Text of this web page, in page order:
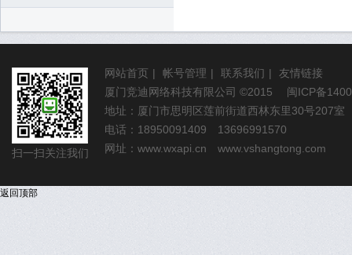
扫一扫关注我们
网站首页 | 帐号管理 | 联系我们 |
友情链接
厦门竞迪网络科技有限公司 ©2015 闽ICP备
地址：厦门市思明区莲前街道西林东里30号207室
电话：18950091409 13696991570
网址： www.wxapi.cn www.vshangtong.com
返回顶部